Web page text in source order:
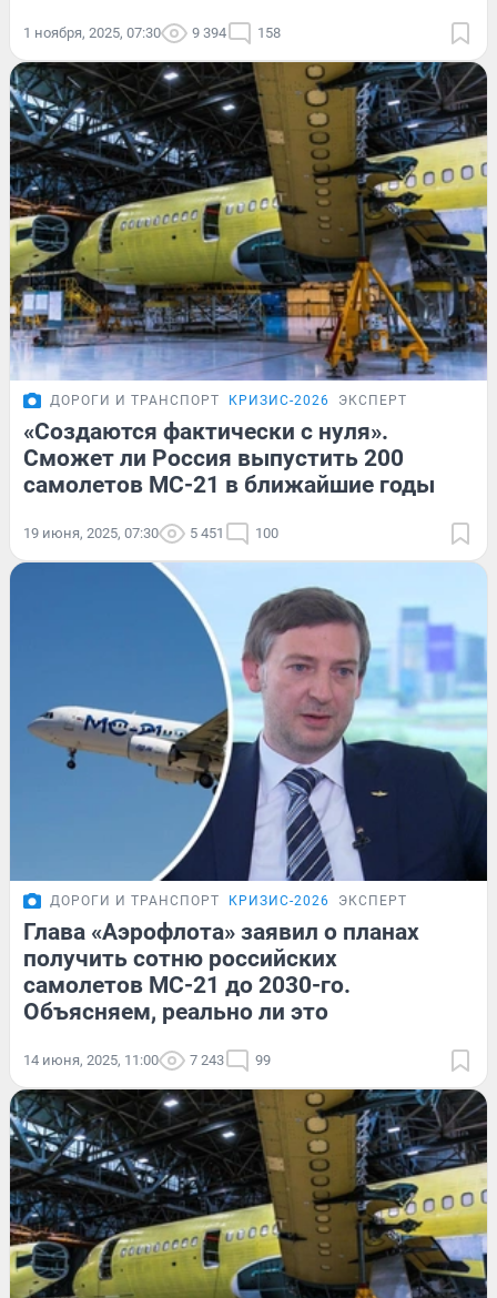
1 ноября, 2025, 07:30 9 394 158
ДОРОГИ И ТРАНСПОРТ КРИЗИС-2026 ЭКСПЕРТ
«Создаются фактически с нуля».
Сможет ли Россия выпустить 200
самолетов МС-21 в ближайшие годы
19 июня, 2025, 07:30 5 451 100
ДОРОГИ И ТРАНСПОРТ КРИЗИС-2026 ЭКСПЕРТ
Глава «Аэрофлота» заявил о планах
получить сотню российских
самолетов МС-21 до 2030-го.
Объясняем, реально ли это
14 июня, 2025, 11:00 7 243 99